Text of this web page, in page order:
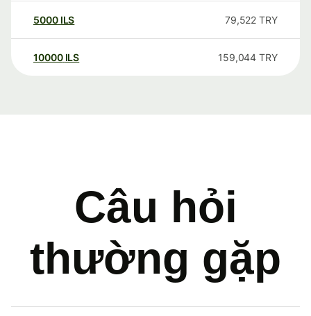
5000 ILS 79,522 TRY
10000 ILS 159,044 TRY
Câu hỏi
thường gặp